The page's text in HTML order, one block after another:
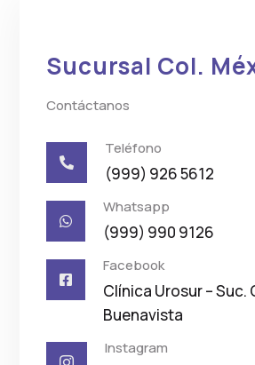
Sucursal Col.
Contáctanos

Teléfono
(999) 926 5612

Whatsapp
(999) 990 9126

Facebook
Clínica Urosur – Suc.
Buenavista
Instagram